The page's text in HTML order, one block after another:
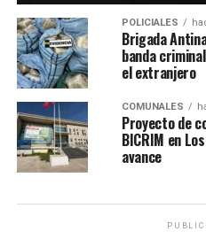
POLICIALES
Brigada
banda
el extranjero
COMUNALES
Proyecto de
BICRIM en
avance